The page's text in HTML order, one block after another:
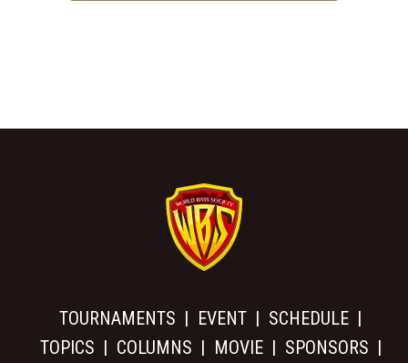
TOURNAMENTS EVENT
SCHEDULE
TOPICS
COLUMNS MOVIE SPONSORS